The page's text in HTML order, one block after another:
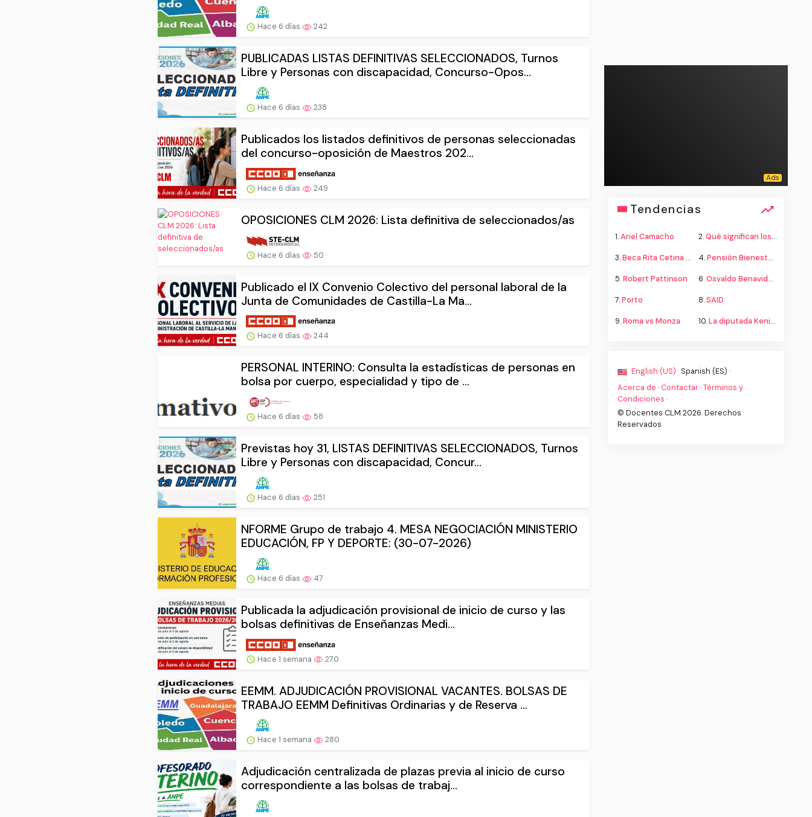
Hace 6 días 242
PUBLICADAS LISTAS DEFINITIVAS SELECCIONADOS, Turnos
Libre y Personas con discapacidad, Concurso-Opos...
Hace 6 días 238
Publicados los listados definitivos de personas seleccionadas
del concurso-oposición de Maestros 202...
Hace 6 días 249
OPOSICIONES CLM 2026: Lista definitiva de seleccionados/as
Hace 6 días 50
Publicado el IX Convenio Colectivo del personal laboral de la
Junta de Comunidades de Castilla-La Ma...
Hace 6 días 244
PERSONAL INTERINO: Consulta la estadísticas de personas en
bolsa por cuerpo, especialidad y tipo de ...
Hace 6 días 58
Previstas hoy 31, LISTAS DEFINITIVAS SELECCIONADOS, Turnos
Libre y Personas con discapacidad, Concur...
Hace 6 días 251
NFORME Grupo de trabajo 4. MESA NEGOCIACIÓN MINISTERIO
EDUCACIÓN, FP Y DEPORTE: (30-07-2026)
Hace 6 días 47
Publicada la adjudicación provisional de inicio de curso y las
bolsas definitivas de Enseñanzas Medi...
Hace 1 semana 270
EEMM. ADJUDICACIÓN PROVISIONAL VACANTES. BOLSAS DE
TRABAJO EEMM Definitivas Ordinarias y de Reserva ...
Hace 1 semana 280
Adjudicación centralizada de plazas previa al inicio de curso
correspondiente a las bolsas de trabaj...
Tendencias
1.Ariel Camacho 2.Qué significan los colores de la bandera
3.Beca Rita Cetina secundaria 4.Pensión Bienestar adultos mayores
5.Robert Pattinson 6.Osvaldo Benavides
7.Porto 8.SAID
9.Roma vs Monza 10.La diputada Kenia López propone cambiar el nombre del país a México
English (US) · Spanish (ES) ·
Acerca de · Contactar ·Términos y
Condiciones ·
© Docentes CLM 2026. Derechos
Reservados